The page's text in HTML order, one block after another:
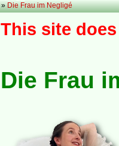
»Die Frau im Negligé
This site
Die Frau